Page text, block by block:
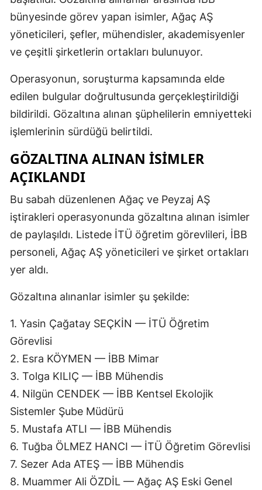
bünyesinde görev yapan isimler, Ağaç AŞ
yöneticileri, şefler, mühendisler, akademisyenler
ve çeşitli şirketlerin ortakları bulunuyor.
Operasyonun, soruşturma kapsamında elde
edilen bulgular doğrultusunda gerçekleştirildiği
bildirildi. Gözaltına alınan şüphelilerin emniyetteki
işlemlerinin sürdüğü belirtildi.
GÖZALTINA ALINAN İSIMLER
AÇIKLANDI
Bu sabah düzenlenen Ağaç ve Peyzaj AŞ
iştirakleri operasyonunda gözaltına alınan isimler
de paylaşıldı. Listede İTÜ öğretim görevlileri, İBB
personeli, Ağaç AŞ yöneticileri ve şirket ortakları
yer aldı.
Gözaltına alınanlar isimler şu şekilde:
1. Yasin Çağatay SEÇKİN — İTÜ Öğretim
Görevlisi
2. Esra KÖYMEN — İBB Mimar
3. Tolga KILIÇ — İBB Mühendis
4. Nilgün CENDEK — İBB Kentsel Ekolojik
Sistemler Şube Müdürü
5. Mustafa ATLI — İBB Mühendis
6. Tuğba ÖLMEZ HANCI — İTÜ Öğretim Görevlisi
7. Sezer Ada ATEŞ — İBB Mühendis
8. Muammer Ali ÖZDİL — Ağaç AŞ Eski Genel